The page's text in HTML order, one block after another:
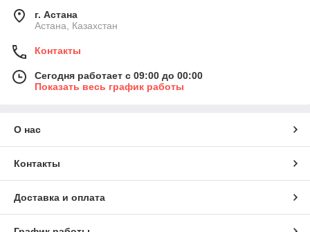
г. Астана
Астана, Казахстан
Контакты
Сегодня работает с 09:00 до 00:00
Показать весь график работы
О нас
Контакты
Доставка и оплата